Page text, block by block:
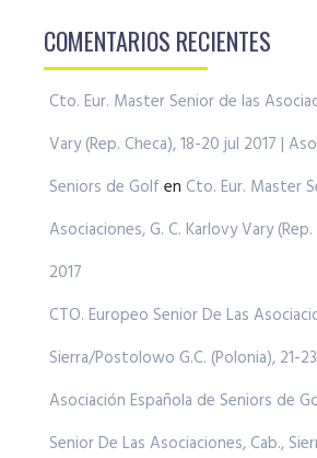
COMENTARIOS RECIENTES
Cto. Eur. Master Senior de las
Vary (Rep. Checa), 18-20 jul 2017 |
Seniors de Golf en Cto. Eur. Master
Asociaciones, G. C. Karlovy Vary
2017
CTO. Europeo Senior De Las
Sierra/Postolowo G.C. (Polonia), 21-
Asociación Española de Seniors de
Senior De Las Asociaciones, Cab.,